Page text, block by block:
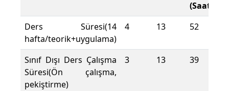
(Saat)
Ders Süresi(14
hafta/teorik+uygulama)
4 13 52
Sınıf Dışı Ders Çalışma
Süresi(Ön çalışma,
pekiştirme)
3 13 39